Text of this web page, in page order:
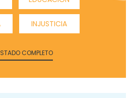
INJUSTICIA
COMPLETO